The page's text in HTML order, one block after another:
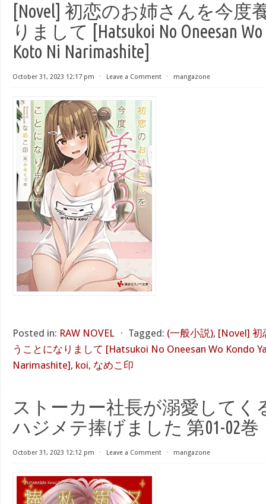
[Novel] 初恋のお姉さんを今度
りまして [Hatsukoi No Oneesan Wo
Koto Ni Narimashite]
October 31, 2023 12:17 pm ⋅ Leave a Comment ⋅ mangazone
Posted in: RAW NOVEL ⋅ Tagged: (一般小説), [Novel] 初
うことになりまして [Hatsukoi No Oneesan Wo Kondo
Narimashite], koi, なめこ印
ストーカー社長が溺愛してく
ハジメテ捧げました 第01-02巻
October 31, 2023 12:12 pm ⋅ Leave a Comment ⋅ mangazone